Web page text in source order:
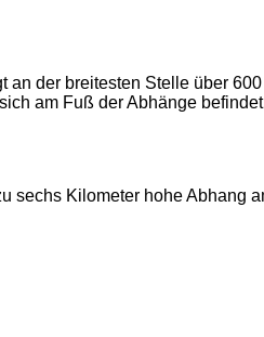
der breitesten Stelle über
am Fuß der Abhänge
Kilometer hohe Abhang